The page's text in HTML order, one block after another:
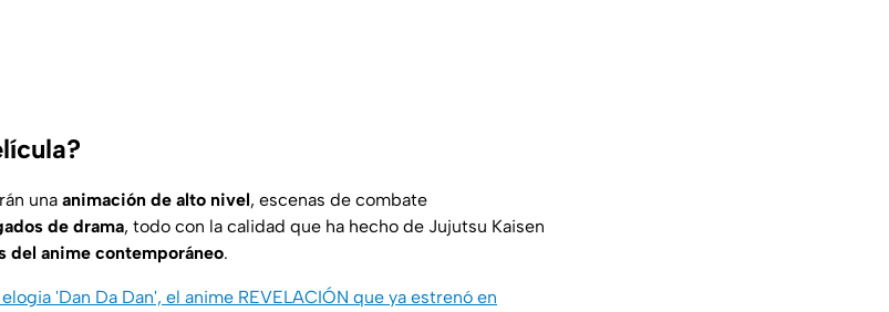
una animación de alto nivel, escenas de combate
de drama, todo con la calidad que ha hecho de Jujutsu Kaisen
del anime contemporáneo.
'Dan Da Dan', el anime REVELACIÓN que ya estrenó en